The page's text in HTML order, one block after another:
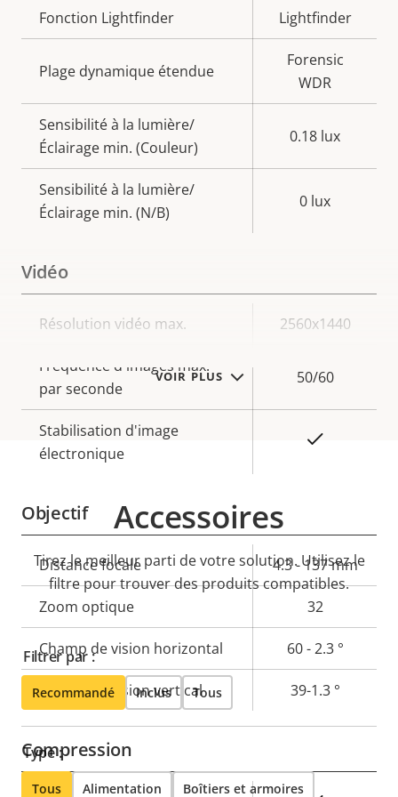
VOIR PLUS
Fonction Lightfinder Lightfinder
Plage dynamique étendue
Forensic
WDR
Sensibilité à la lumière/
Éclairage min. (Couleur)
0.18 lux
Sensibilité à la lumière/
Éclairage min. (N/B)
0 lux
Vidéo
Description
propriété
Valeur de
propriété
Résolution vidéo max. 2560x1440
Fréquence d'images max.
par seconde
50/60
Stabilisation d'image
électronique
Objectif
Description
de la
propriété
Valeur de
la
Distance focale 4.3 - 137 mm
Zoom optique 32
Champ de vision horizontal 60 - 2.3 °
Champ de vision vertical 39-1.3 °
Compression
Accessoires
Tirez le meilleur parti de votre solution. Utilisez le
filtre pour trouver des produits compatibles.
Filtrer par :
Recommandé Inclus Tous
Type :
Tous Alimentation Boîtiers et armoires